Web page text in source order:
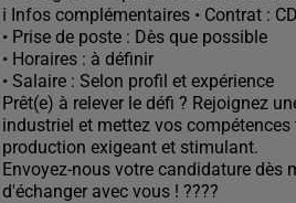
ℹ️ Infos complémentaires • Contrat :
• Prise de poste : Dès que possible
• Horaires : à définir
• Salaire : Selon profil et expérience
Prêt(e) à relever le défi ? Rejoignez
industriel et mettez vos
production exigeant et stimulant.
Envoyez-nous votre candidature dès
d'échanger avec vous ! ????